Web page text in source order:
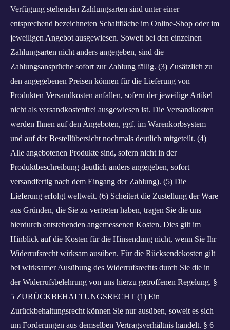
Verfügung stehenden Zahlungsarten sind unter einer
entsprechend bezeichneten Schaltfläche im Online-Shop oder im
jeweiligen Angebot ausgewiesen. Soweit bei den einzelnen
Zahlungsarten nicht anders angegeben, sind die
Zahlungsansprüche sofort zur Zahlung fällig. (3) Zusätzlich zu
den angegebenen Preisen können für die Lieferung von
Produkten Versandkosten anfallen, sofern der jeweilige Artikel
nicht als versandkostenfrei ausgewiesen ist. Die Versandkosten
werden Ihnen auf den Angeboten, ggf. im Warenkorbsystem
und auf der Bestellübersicht nochmals deutlich mitgeteilt. (4)
Alle angebotenen Produkte sind, sofern nicht in der
Produktbeschreibung deutlich anders angegeben, sofort
versandfertig nach dem Eingang der Zahlung). (5) Die
Lieferung erfolgt weltweit. (6) Scheitert die Zustellung der Ware
aus Gründen, die Sie zu vertreten haben, tragen Sie die uns
hierdurch entstehenden angemessenen Kosten. Dies gilt im
Hinblick auf die Kosten für die Hinsendung nicht, wenn Sie Ihr
Widerrufsrecht wirksam ausüben. Für die Rücksendekosten gilt
bei wirksamer Ausübung des Widerrufsrechts durch Sie die in
der Widerrufsbelehrung von uns hierzu getroffenen Regelung. §
5 ZURÜCKBEHALTUNGSRECHT (1) Ein
Zurückbehaltungsrecht können Sie nur ausüben, soweit es sich
um Forderungen aus demselben Vertragsverhältnis handelt. § 6